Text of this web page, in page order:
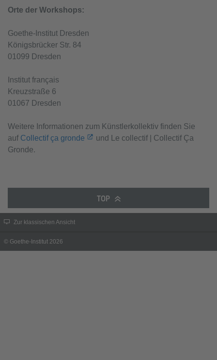
Orte der Workshops:
Goethe-Institut Dresden
Königsbrücker Str. 84
01099 Dresden
Institut français
Kreuzstraße 6
01067 Dresden
Weitere Informationen zum Künstlerkollektiv finden Sie
auf Collectif ça gronde
und Le collectif | Collectif Ça
Gronde.
TOP
Zur klassischen Ansicht
© Goethe-Institut 2026